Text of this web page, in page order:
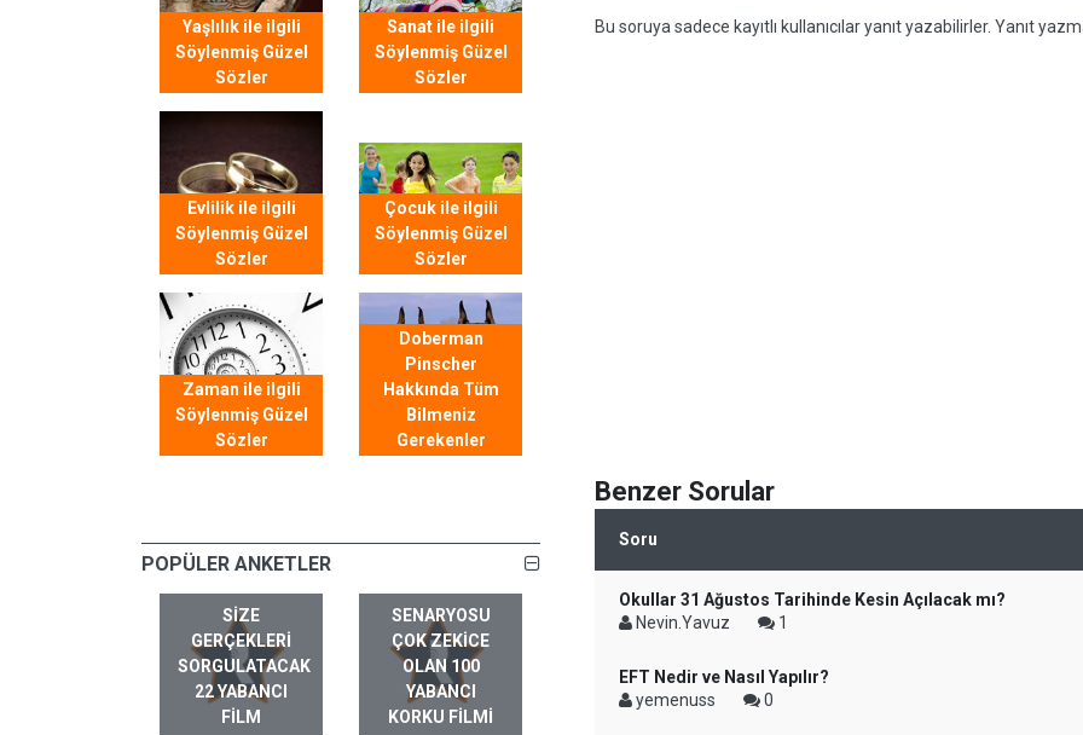
Yaşlılık ile ilgili
Söylenmiş Güzel
Sözler
Sanat ile ilgili
Söylenmiş Güzel
Sözler
Evlilik ile ilgili
Söylenmiş Güzel
Sözler
Çocuk ile ilgili
Söylenmiş Güzel
Sözler
Zaman ile ilgili
Söylenmiş Güzel
Sözler
Doberman
Pinscher
Hakkında Tüm
Bilmeniz
Gerekenler
POPÜLER ANKETLER
SIZE
GERÇEKLERI
SORGULATACAK
22 YABANCI
FILM
SENARYOSU
ÇOK ZEKICE
OLAN 100
YABANCI
KORKU FILMI
Bu soruya sadece kayıtlı kullanıcılar yanıt yazabilirler. Yanıt
Benzer Sorular
Soru
Okullar 31 Ağustos Tarihinde Kesin Açılacak mı?
Nevin.Yavuz
1
EFT Nedir ve Nasıl Yapılır?
yemenuss
0